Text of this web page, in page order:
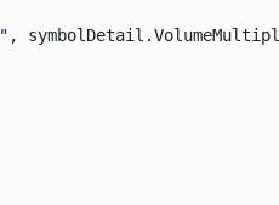
, symbolDetail.